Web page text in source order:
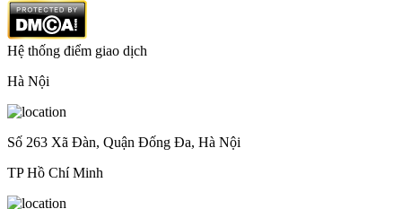
Hệ thống điểm giao dịch
Hà Nội
Số 263 Xã Đàn, Quận Đống Đa, Hà Nội
TP Hồ Chí Minh